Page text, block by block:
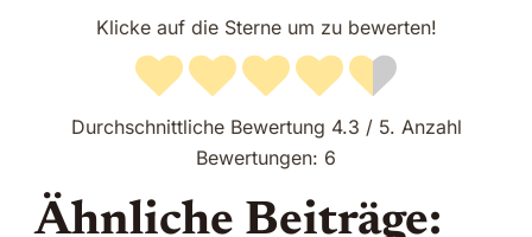
Klicke auf die Sterne um zu bewerten!
Durchschnittliche Bewertung 4.3 / 5. Anzahl
Bewertungen: 6
Ähnliche Beiträge: